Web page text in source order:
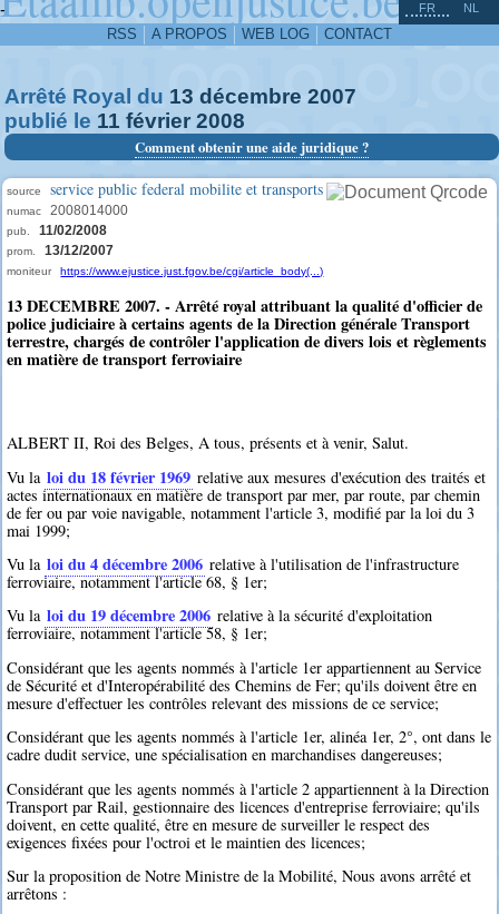
-
RSS A PROPOS WEB LOG CONTACT
FR NL
Arrêté Royal du 13 décembre 2007
publié le 11 février 2008
Comment obtenir une aide juridique ?
source service public federal mobilite et transports
numac 2008014000
pub. 11/02/2008
prom. 13/12/2007
moniteur https://www.ejustice.just.fgov.be/cgi/article_body(...)
13 DECEMBRE 2007. - Arrêté royal attribuant la qualité d'officier de
police judiciaire à certains agents de la Direction générale Transport
terrestre, chargés de contrôler l'application de divers lois et règlements
en matière de transport ferroviaire
ALBERT II, Roi des Belges, A tous, présents et à venir, Salut.
Vu la loi du 18 février 1969 relative aux mesures d'exécution des traités et
actes internationaux en matière de transport par mer, par route, par chemin
de fer ou par voie navigable, notamment l'article 3, modifié par la loi du 3
mai 1999;
Vu la loi du 4 décembre 2006 relative à l'utilisation de l'infrastructure
ferroviaire, notamment l'article 68, § 1er;
Vu la loi du 19 décembre 2006 relative à la sécurité d'exploitation
ferroviaire, notamment l'article 58, § 1er;
Considérant que les agents nommés à l'article 1er appartiennent au Service
de Sécurité et d'Interopérabilité des Chemins de Fer; qu'ils doivent être en
mesure d'effectuer les contrôles relevant des missions de ce service;
Considérant que les agents nommés à l'article 1er, alinéa 1er, 2°, ont dans le
cadre dudit service, une spécialisation en marchandises dangereuses;
Considérant que les agents nommés à l'article 2 appartiennent à la Direction
Transport par Rail, gestionnaire des licences d'entreprise ferroviaire; qu'ils
doivent, en cette qualité, être en mesure de surveiller le respect des
exigences fixées pour l'octroi et le maintien des licences;
Sur la proposition de Notre Ministre de la Mobilité, Nous avons arrêté et
arrêtons :
^